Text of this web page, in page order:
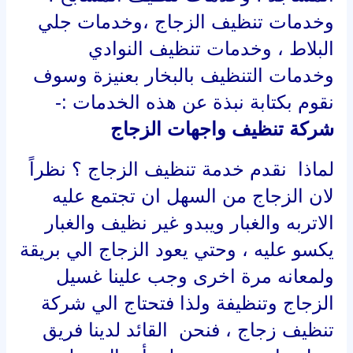
وخدمات تنظيف الزجاج ،وخدمات جلي
البلاط ، وخدمات تنظيف النوادي
وخدمات التنظيف بالبخار بعنيزة وسوف
نقوم بكتابة نبذة عن هذه الخدمات :-
شركة تنظيف واجهات الزجاج
لماذا نقدم خدمة تنظيف الزجاج ؟ نظراً
لان الزجاج من السهل ان تجتمع عليه
الاتربه والغبار ويبدو غير نظيف والغبار
يكسو عليه ، وحتي يعود الزجاج الي بريقة
ولمعانه مرة اخرى وجب علينا غسيل
الزجاج وتنظيفة ولذا فتحتاج الي شركة
تنظيف زجاج ، فنحن القائد لدينا فريق